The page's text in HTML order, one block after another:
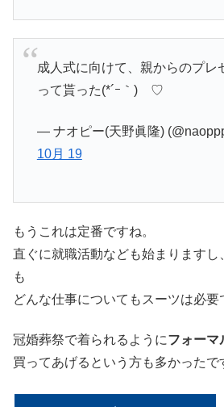
成人式に向けて、親からのプレ
って貰った(*´ｰ｀)ゞ♡
— ナオピー(天野眞隆)
10月 19
もうこれは定番ですね。
直ぐに就職活動なども始まりますし
も
どんな仕事についてもスーツは必要
冠婚葬祭で着られるようにフォーマ
買ってあげるという方も多かったで